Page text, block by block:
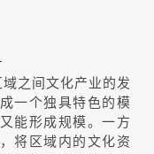
之间文化产业的发
一个独具特色的模
能形成规模。一方
将区域内的文化资